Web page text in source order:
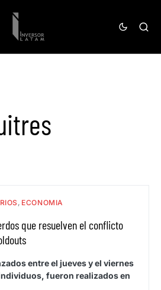
ECONOMIA
que resuelven el conflicto
entre el jueves y el viernes
fueron realizados en